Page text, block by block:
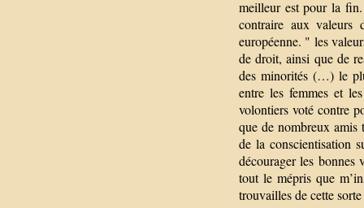
meilleur est pour la fin.
contraire aux valeurs
européenne. " les
de droit, ainsi que de
des minorités (…) le
entre les femmes et
volontiers voté contre
que de nombreux amis
de la conscientisation
décourager les bonnes
tout le mépris que
trouvailles de cette